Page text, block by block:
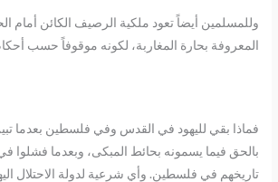
وللمسلمين أيضاً تعود ملكية الرصيف الكائن أمام
المعروفة بحارة المغاربة، لكونه موقوفاً حسب
فماذا بقي لليهود في القدس وفي فلسطين بعدما
بالحق فيما يسمونه بحائط المبكى، وبعدما فشلوا
تاريخهم في فلسطين. وأي شرعية لدولة الاحتلال